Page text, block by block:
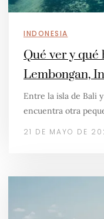
INDONESIA
Qué ver y qué
Lembongan,
Entre la isla de Bali
encuentra otra
21 DE MAYO DE